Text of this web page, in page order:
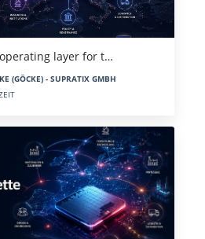
layer for t…
(GÖCKE) - SUPRATIX GMBH